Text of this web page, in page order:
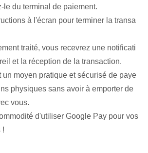
le du terminal de paiement.
à l'écran pour terminer la transa
traité, vous recevrez une notificati
et la réception de la transaction.
un moyen pratique et sécurisé de paye
physiques sans avoir à emporter de
vous.
d'utiliser Google Pay pour vos
!